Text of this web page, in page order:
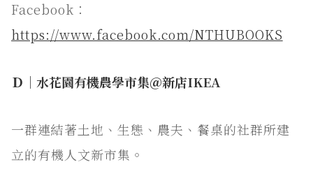
Facebook：
https://www.facebook.com/NTHUBOOKS
Ｄ｜水花園有機農學市集＠新店IKEA
一群連結著土地、生態、農夫、餐桌的社群所建
立的有機人文新市集。